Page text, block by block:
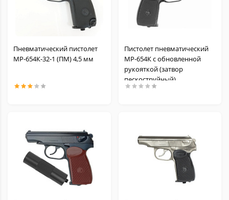
Пневматический пистолет
МР-654К-32-1 (ПМ) 4,5 мм
Пистолет пневматический
МР-654К с обновленной
рукояткой (затвор
пескоструйный)